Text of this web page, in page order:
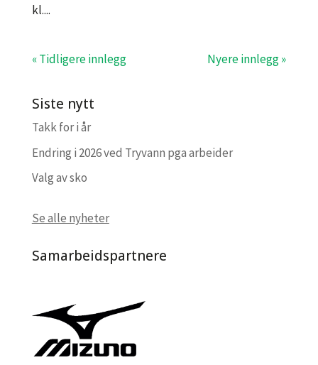
kl....
« Tidligere innlegg Nyere innlegg »
Siste nytt
Takk for i år
Endring i 2026 ved Tryvann pga arbeider
Valg av sko
Se alle nyheter
Samarbeidspartnere